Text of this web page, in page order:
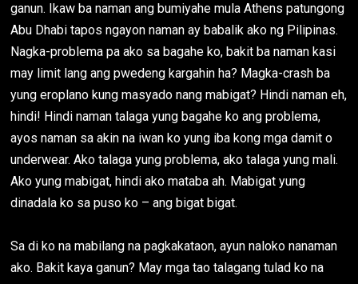
ganun. Ikaw ba naman ang bumiyahe mula Athens patungong
Abu Dhabi tapos ngayon naman ay babalik ako ng Pilipinas.
Nagka-problema pa ako sa bagahe ko, bakit ba naman kasi
may limit lang ang pwedeng kargahin ha? Magka-crash ba
yung eroplano kung masyado nang mabigat? Hindi naman eh,
hindi! Hindi naman talaga yung bagahe ko ang problema,
ayos naman sa akin na iwan ko yung iba kong mga damit o
underwear. Ako talaga yung problema, ako talaga yung mali.
Ako yung mabigat, hindi ako mataba ah. Mabigat yung
dinadala ko sa puso ko – ang bigat bigat.
Sa di ko na mabilang na pagkakataon, ayun naloko nanaman
ako. Bakit kaya ganun? May mga tao talagang tulad ko na